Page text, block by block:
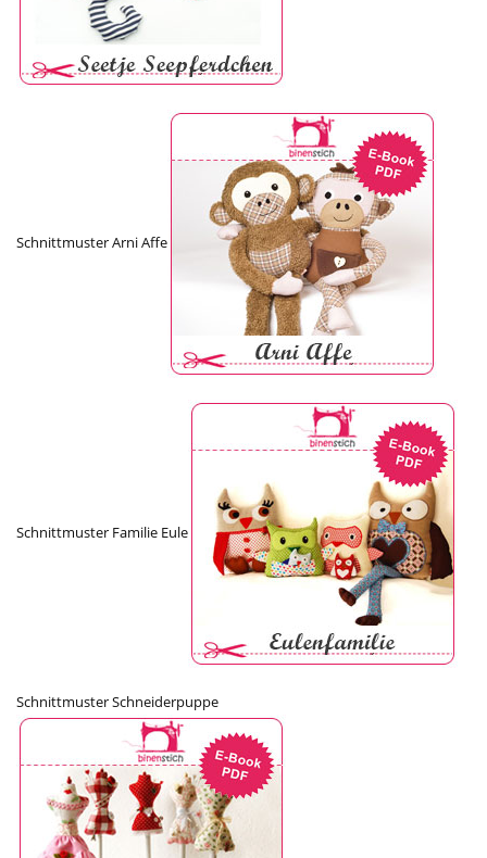
Schnittmuster Arni Affe
Schnittmuster Familie Eule
Schnittmuster Schneiderpuppe